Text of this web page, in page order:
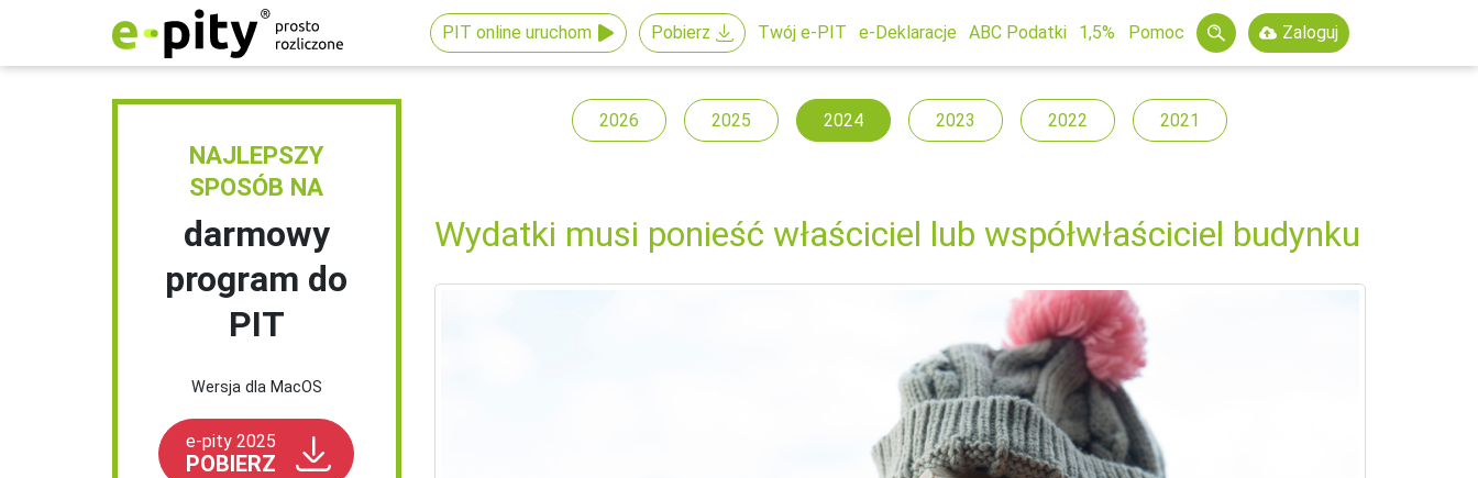
PIT online uruchom Pobierz Twój e-PIT e-Deklaracje ABC Podatki 1,5% Pomoc Zaloguj
NAJLEPSZY
SPOSÓB NA
darmowy
program do
PIT
Wersja dla MacOS
e-pity 2025
POBIERZ
2026 2025 2024 2023 2022 2021
Wydatki musi ponieść właściciel lub współwłaściciel budynku